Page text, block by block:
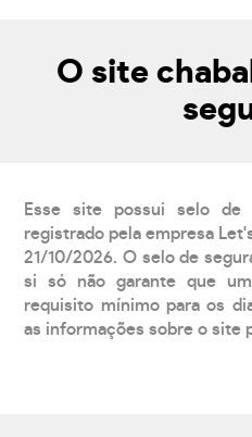
O site
Esse site possui selo de
registrado pela empresa
21/10/2026. O selo de
si só não garante que
requisito mínimo para os
as informações sobre o site